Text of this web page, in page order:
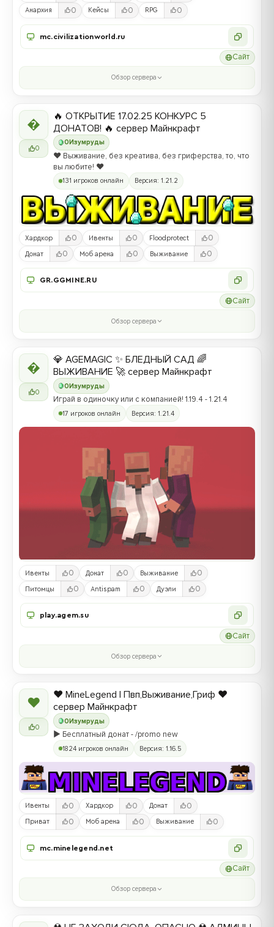
Анархия 0 Кейсы 0 RPG 0
mc.civilizationworld.ru
Сайт
Обзор сервера

0
0 Изумруды
🔥 ОТКРЫТИЕ 17.02.25 КОНКУРС 5
ДОНАТОВ! 🔥 сервер Майнкрафт
❤️ Выживание, без креатива, без гриферства, то, что
вы любите! ❤️
131 игроков онлайн Версия: 1.21.2
Хардкор 0 Ивенты 0 Floodprotect 0
Донат 0 Моб арена 0 Выживание 0
GR.GGMINE.RU
Сайт
Обзор сервера

0
0Изумруды
💎 AGEMAGIC ✨ БЛЕДНЫЙ САД 🌈
ВЫЖИВАНИЕ 🚀 сервер Майнкрафт
Играй в одиночку или с компанией! 1.19.4 - 1.21.4
17 игроков онлайн Версия: 1.21.4
Ивенты 0 Донат 0 Выживание 0
Питомцы 0 Antispam 0 Дуэли 0
play.agem.su
Сайт
Обзор сервера
❤
0
0Изумруды
❤️ MineLegend | Пвп,Выживание,Гриф ❤️
сервер Майнкрафт
▶️ Бесплатный донат - /promo new
1824 игроков онлайн Версия: 1.16.5
Ивенты 0 Хардкор 0 Донат 0
Приват 0 Моб арена 0 Выживание 0
mc.minelegend.net
Сайт
Обзор сервера